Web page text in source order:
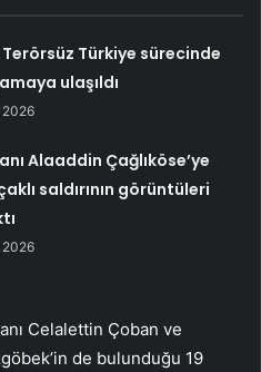
Terörsüz Türkiye sürecinde
ulaşıldı
2026
Alaaddin Çağlıköse’ye
saldırının görüntüleri
2026
Celalettin Çoban ve
de bulunduğu 19